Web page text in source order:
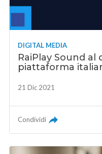
DIGITAL MEDIA
RaiPlay Sound al
piattaforma
21 Dic 2021
Condividi